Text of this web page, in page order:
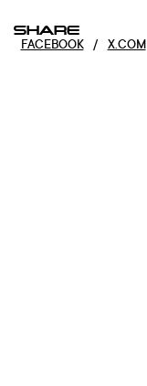
SHARE
FACEBOOK / X.COM